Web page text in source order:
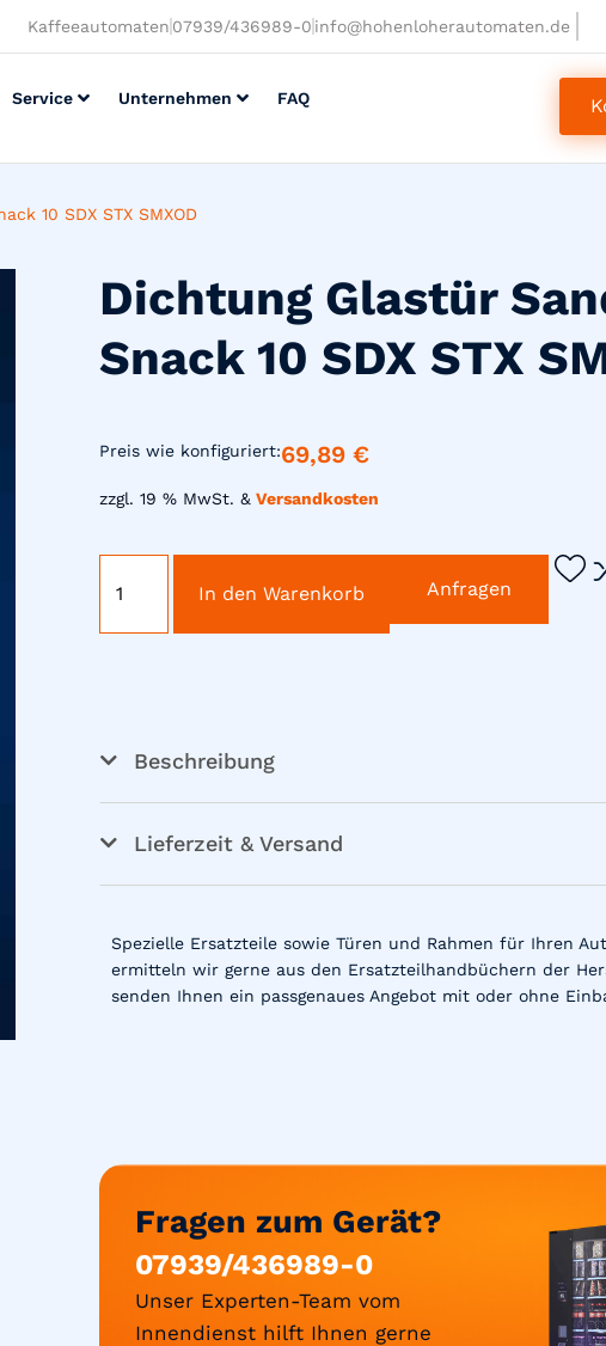
Kaffeeautomaten 07939/436989-0 info@hohenloherautomaten.de
Service Unternehmen FAQ
10 SDX STX SMXOD
Dichtung Glastür
Snack 10 SDX STX
Preis wie konfiguriert:69,89 €
zzgl. 19 % MwSt. & Versandkosten
In den Warenkorb Anfragen
Beschreibung
Lieferzeit & Versand
Spezielle Ersatzteile sowie Türen und Rahmen für Ihren
ermitteln wir gerne aus den Ersatzteilhandbüchern der
senden Ihnen ein passgenaues Angebot mit oder ohne
Fragen zum Gerät?
07939/436989-0
Unser Experten-Team vom
Innendienst hilft Ihnen gerne